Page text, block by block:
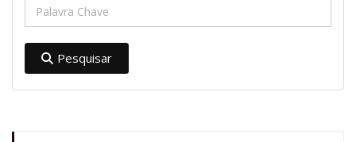
Pesquisar